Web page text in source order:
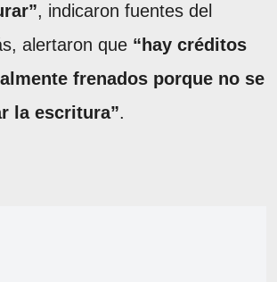
, indicaron fuentes del
alertaron que “hay créditos
frenados porque no se
la escritura”.